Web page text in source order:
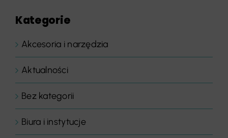
Kategorie
Akcesoria i narzędzia
Aktualności
Bez kategorii
Biura i instytucje